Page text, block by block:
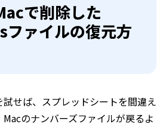
で削除した
ァイルの復元方
せば、スプレッドシートを間違え
のナンバーズファイルが戻るよ